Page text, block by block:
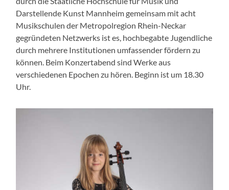
Darstellende Kunst Mannheim gemeinsam mit acht
Musikschulen der Metropolregion Rhein-Neckar
gegründeten Netzwerks ist es, hochbegabte Jugendliche
durch mehrere Institutionen umfassender fördern zu
können. Beim Konzertabend sind Werke aus
verschiedenen Epochen zu hören. Beginn ist um 18.30
Uhr.